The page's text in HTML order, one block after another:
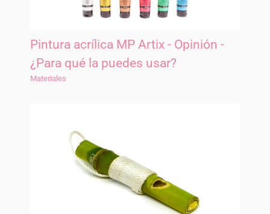
Pintura acrílica MP Artix - Opinión -
¿Para qué la puedes usar?
Materiales